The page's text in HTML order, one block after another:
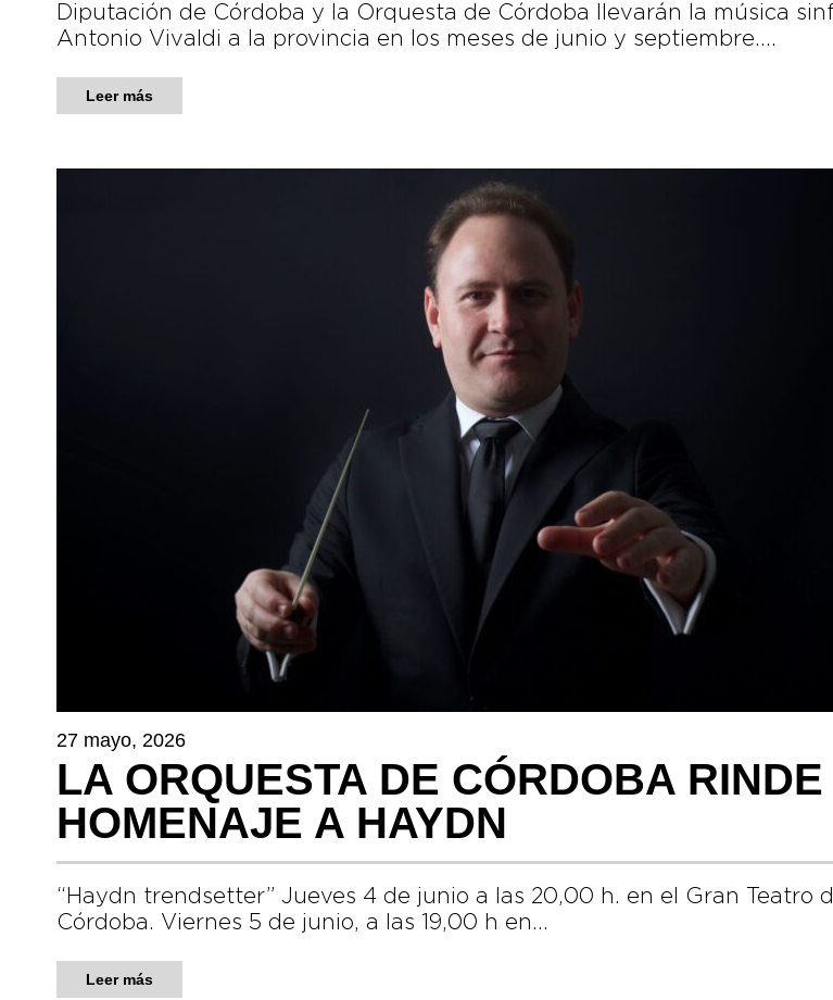
Diputación de Córdoba y la Orquesta de Córdoba llevarán la música
Antonio Vivaldi a la provincia en los meses de junio y septiembre….
Leer más
27 mayo, 2026
LA ORQUESTA DE CÓRDOBA RINDE
HOMENAJE A HAYDN
“Haydn trendsetter” Jueves 4 de junio a las 20,00 h. en el Gran Teatro
Córdoba. Viernes 5 de junio, a las 19,00 h en…
Leer más